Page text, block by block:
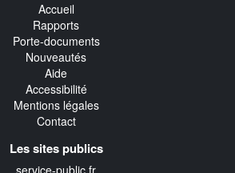
Accueil
Rapports
Porte-documents
Nouveautés
Aide
Accessibilité
Mentions légales
Contact
Les sites publics
service-public.fr